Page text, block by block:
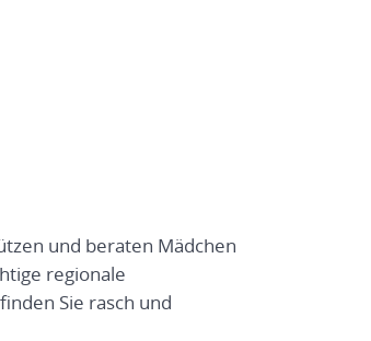
und beraten Mädchen
regionale
Sie rasch und